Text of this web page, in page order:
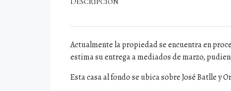
Actualmente la propiedad se encuentra en
estima su entrega a mediados de marzo,
Esta casa al fondo se ubica sobre José Batlle y